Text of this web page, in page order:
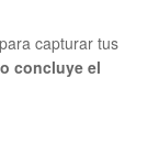
capturar tus
concluye el